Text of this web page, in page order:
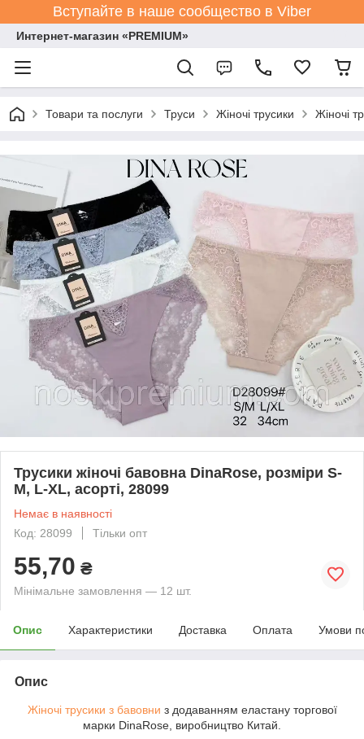
Вступайте в наше сообщество в Viber
Интернет-магазин «PREMIUM»
Товари та послуги Труси Жіночі трусики Жіночі
Трусики жіночі бавовна DinaRose, розміри S-
M, L-XL, асорті, 28099
Немає в наявності
Код: 28099
Тільки опт
55,70 ₴
Мінімальне замовлення — 12 шт.
Опис Характеристики Доставка Оплата Умови
Опис
Жіночі трусики з бавовни з додаванням еластану торгової
марки DinaRose, виробництво Китай.